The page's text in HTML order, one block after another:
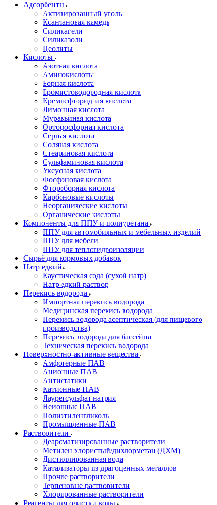
Адсорбенты
Активированный уголь
Ксантановая камедь
Силикагели
Силиказоли
Цеолиты
Кислоты
Азотная кислота
Аминокислоты
Борная кислота
Бромистоводородная кислота
Кремнефторидная кислота
Лимонная кислота
Муравьиная кислота
Ортофосфорная кислота
Серная кислота
Соляная кислота
Стеариновая кислота
Сульфаминовая кислота
Уксусная кислота
Фосфоновая кислота
Фтороборная кислота
Карбоновые кислоты
Неорганические кислоты
Органические кислоты
Компоненты для ППУ и полиуретана
ППУ для автомобильных и мебельных изделий
ППУ для мебели
ППУ для теплогидроизоляции
Сырьё для кормовых добавок
Натр едкий
Каустическая сода (сухой натр)
Натр едкий раствор
Перекись водорода
Импортная перекись водорода
Медицинская перекись водорода
Перекись водорода асептическая (для пищевого
производства)
Перекись водорода для бассейна
Техническая перекись водорода
Поверхностно-активные вещества
Амфотерные ПАВ
Анионные ПАВ
Антистатики
Катионные ПАВ
Лауретсульфат натрия
Неионные ПАВ
Полиэтиленгликоль
Промышленные ПАВ
Растворители
Деароматизированные растворители
Метилен хлористый/дихлорметан (ДХМ)
Дистиллированная вода
Катализаторы из драгоценных металлов
Прочие растворители
Терпеновые растворители
Хлорированные растворители
Реагенты для очистки воды